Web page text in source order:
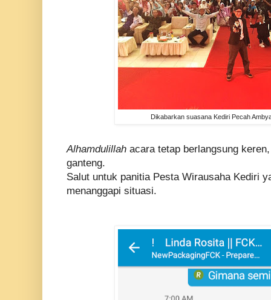
Dikabarkan suasana Kediri Pecah
Alhamdulillah acara tetap berlangsung
ganteng.
Salut untuk panitia Pesta Wirausaha Kediri
menanggapi situasi.